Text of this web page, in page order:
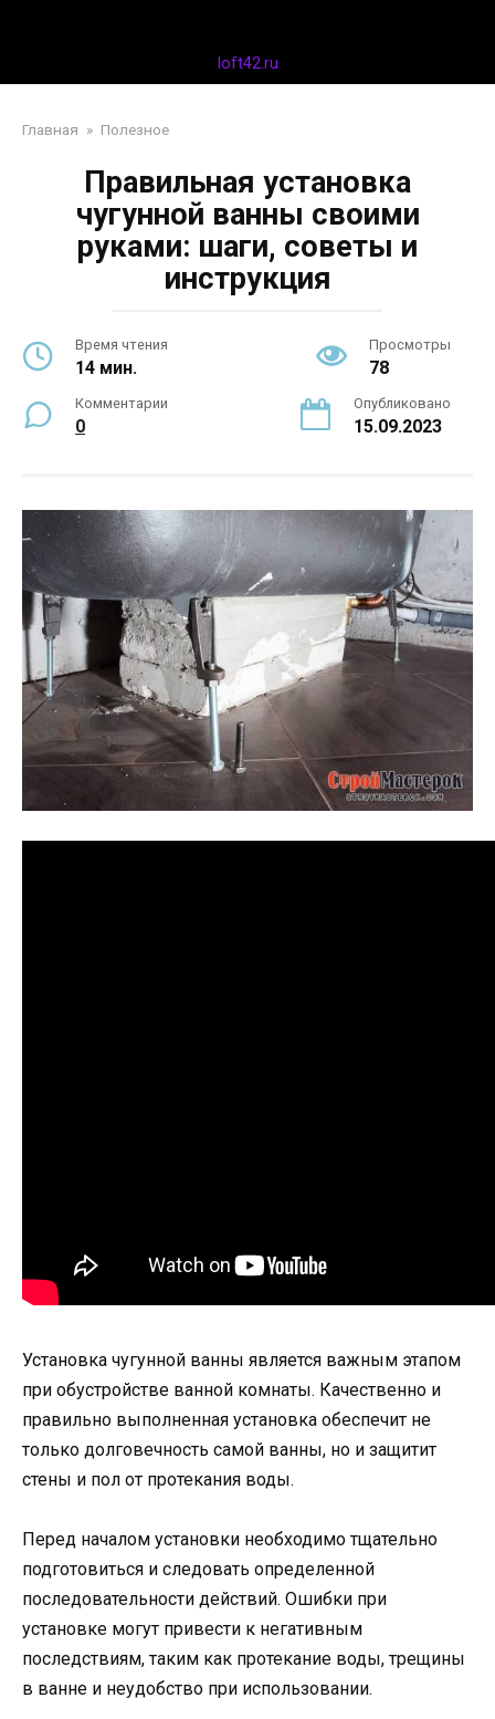
loft42.ru
Главная » Полезное
Правильная установка
чугунной ванны своими
руками: шаги, советы и
инструкция
Время чтения
14 мин.
Просмотры
78
Комментарии
0
Опубликовано
15.09.2023
Установка чугунной ванны является важным этапом
при обустройстве ванной комнаты. Качественно и
правильно выполненная установка обеспечит не
только долговечность самой ванны, но и защитит
стены и пол от протекания воды.
Перед началом установки необходимо тщательно
подготовиться и следовать определенной
последовательности действий. Ошибки при
установке могут привести к негативным
последствиям, таким как протекание воды, трещины
в ванне и неудобство при использовании.